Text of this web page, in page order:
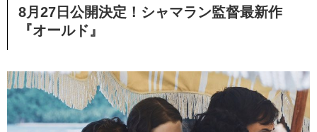
8月27日公開決定！シャマラン監督最新作
『オールド』